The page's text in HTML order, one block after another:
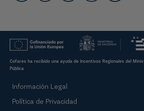
Cofares ha recibido una ayuda de Incentivos Regionales del
Pública
Información Legal
Política de Privacidad